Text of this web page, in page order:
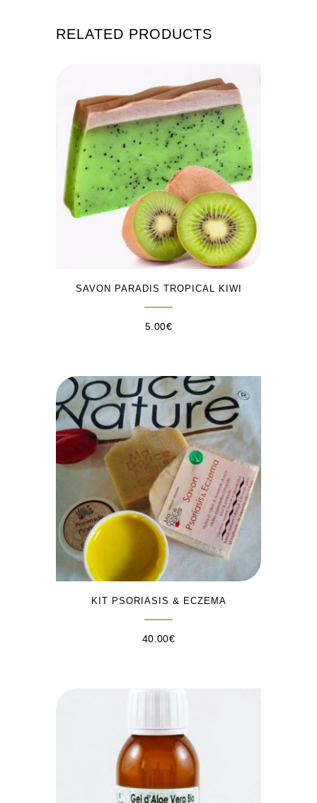
RELATED PRODUCTS
SAVON PARADIS TROPICAL KIWI
5.00€
KIT PSORIASIS & ECZEMA
40.00€